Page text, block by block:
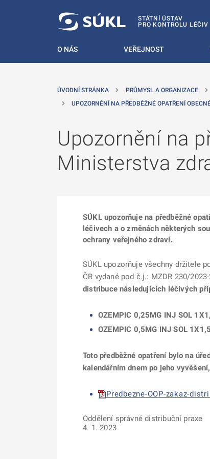
STÁTNÍ ÚSTAV
PRO KONTROLU LÉČIV
O NÁS VEŘEJNOST
ÚVODNÍ STRÁNKA PRŮMYSL A ORGANIZACE
UPOZORNĚNÍ NA PŘEDBĚŽNÉ OPATŘENÍ
Upozornění na
Ministerstva
SÚKL upozorňuje na předběžné
léčivech a o změnách některých
ochrany veřejného zdraví.
SÚKL upozorňuje všechny držitele
ČR vydané pod č.j.: MZDR 230/
distribuce následujících léčivých
OZEMPIC 0,25MG INJ SOL
OZEMPIC 0,5MG INJ SOL
Toto předběžné opatření bylo na
kalendářním dnem po jeho
Predbezne-OOP-zakaz-
Oddělení správné distribuční praxe
4. 1. 2023